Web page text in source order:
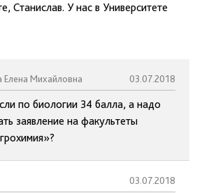
Станислав. У нас в Университете
Елена Михайловна 03.07.2018
по биологии 34 балла, а надо
заявление на факультеты
03.07.2018